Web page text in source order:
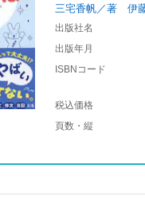
三宅香帆／著 伊
出版社名
出版年月
ISBNコード
税込価格
頁数・縦